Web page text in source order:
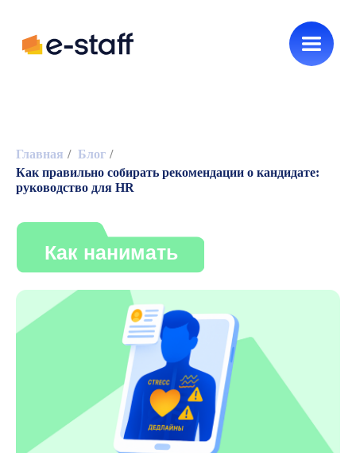
Главная / Блог /
Как правильно собирать рекомендации о кандидате:
руководство для HR
Как нанимать